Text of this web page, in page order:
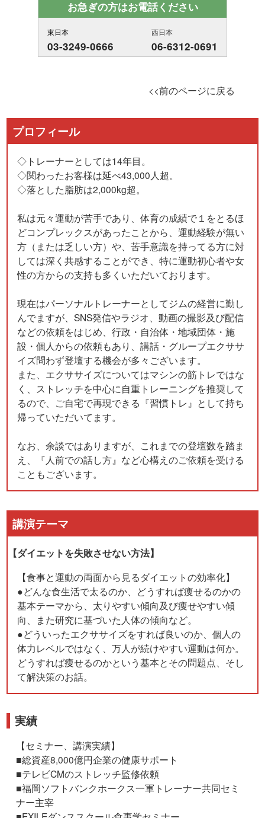
お急ぎの方はお電話ください
東日本
03-3249-0666
西日本
06-6312-0691
<<前のページに戻る
プロフィール
◇トレーナーとしては14年目。
◇関わったお客様は延べ43,000人超。
◇落とした脂肪は2,000kg超。
私は元々運動が苦手であり、体育の成績で１をとるほ
どコンプレックスがあったことから、運動経験が無い
方（または乏しい方）や、苦手意識を持ってる方に対
しては深く共感することができ、特に運動初心者や女
性の方からの支持も多くいただいております。
現在はパーソナルトレーナーとしてジムの経営に勤し
んでますが、SNS発信やラジオ、動画の撮影及び配信
などの依頼をはじめ、行政・自治体・地域団体・施
設・個人からの依頼もあり、講話・グループエクササ
イズ問わず登壇する機会が多々ございます。
また、エクササイズについてはマシンの筋トレではな
く、ストレッチを中心に自重トレーニングを推奨して
るので、ご自宅で再現できる『習慣トレ』として持ち
帰っていただいてます。
なお、余談ではありますが、これまでの登壇数を踏ま
え、『人前での話し方』など心構えのご依頼を受ける
こともございます。
講演テーマ
【ダイエットを失敗させない方法】
【食事と運動の両面から見るダイエットの効率化】
●どんな食生活で太るのか、どうすれば痩せるのかの
基本テーマから、太りやすい傾向及び痩せやすい傾
向、また研究に基づいた人体の傾向など。
●どういったエクササイズをすれば良いのか、個人の
体力レベルではなく、万人が続けやすい運動は何か。
どうすれば痩せるのかという基本とその問題点、そし
て解決策のお話。
実績
【セミナー、講演実績】
■総資産8,000億円企業の健康サポート
■テレビCMのストレッチ監修依頼
■福岡ソフトバンクホークス一軍トレーナー共同セミ
ナー主宰